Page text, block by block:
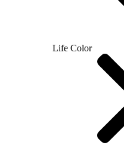
Life Color